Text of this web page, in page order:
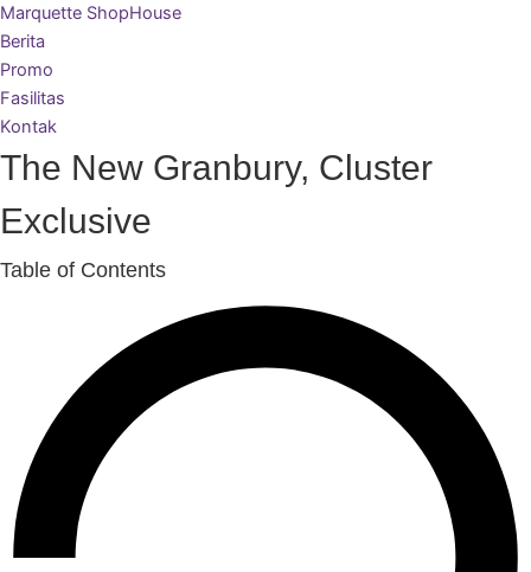
Marquette ShopHouse
Berita
Promo
Fasilitas
Kontak
The New Granbury, Cluster
Exclusive
Table of Contents